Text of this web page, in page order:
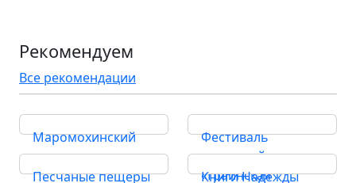
Рекомендуем
Все рекомендации
Маромохинский
камень
Фестиваль
гусельной музыки
«Граинская
Песчаные пещеры
Книги Надежды